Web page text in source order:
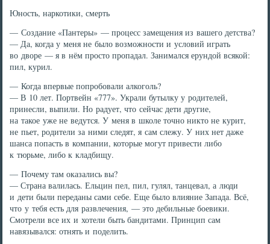
Юность, наркотики, смерть
— Создание «Пантеры» — процесс замещения из вашего детства?
— Да, когда у меня не было возможности и условий играть
во дворе — я в нём просто пропадал. Занимался ерундой всякой:
пил, курил.
— Когда впервые попробовали алкоголь?
— В 10 лет. Портвейн «777». Украли бутылку у родителей,
принесли, выпили. Но радует, что сейчас дети другие,
на такое уже не ведутся. У меня в школе точно никто не курит,
не пьет, родители за ними следят, я сам слежу. У них нет даже
шанса попасть в компании, которые могут привести либо
к тюрьме, либо к кладбищу.
— Почему там оказались вы?
— Страна валилась. Ельцин пел, пил, гулял, танцевал, а люди
и дети были переданы сами себе. Еще было влияние Запада. Всё,
что у тебя есть для развлечения, — это дебильные боевики.
Смотрели все их и хотели быть бандитами. Принцип сам
навязывался: отнять и поделить.